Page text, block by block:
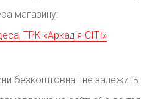
магазину:
ТРК «Аркадія-СІТІ»
безкоштовна і не залежить